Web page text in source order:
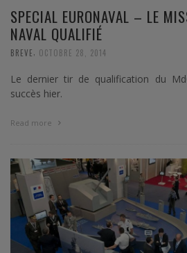
SPECIAL EURONAVAL – LE
NAVAL QUALIFIÉ
BREVE OCTOBRE 28, 2014
Le dernier tir de qualification du
succès hier.
Read more